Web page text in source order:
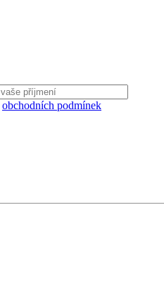
obchodních podmínek